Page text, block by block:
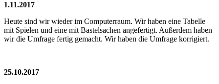
1.11.2017
Heute sind wir wieder im Computerraum. Wir haben eine Tabelle
mit Spielen und eine mit Bastelsachen angefertigt. Außerdem haben
wir die Umfrage fertig gemacht. Wir haben die Umfrage korrigiert.
25.10.2017